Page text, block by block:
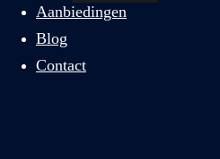
Aanbiedingen
Blog
Contact